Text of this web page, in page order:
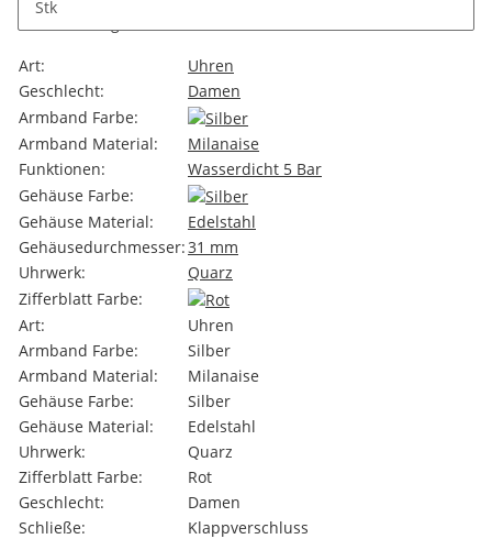
Stk
Art:
Uhren
Geschlecht:
Damen
Armband Farbe:
Armband Material:
Milanaise
Funktionen:
Wasserdicht 5 Bar
Gehäuse Farbe:
Gehäuse Material:
Edelstahl
Gehäusedurchmesser:31 mm
Uhrwerk:
Quarz
Zifferblatt Farbe:
Art:
Uhren
Armband Farbe:
Silber
Armband Material:
Milanaise
Gehäuse Farbe:
Silber
Gehäuse Material:
Edelstahl
Uhrwerk:
Quarz
Zifferblatt Farbe:
Rot
Geschlecht:
Damen
Schließe:
Klappverschluss